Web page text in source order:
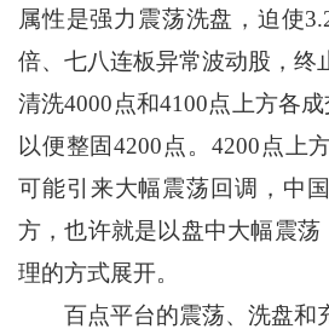
属性是强力震荡洗盘，迫使
倍、七八连板异常波动股，终
清洗4000点和4100点上方各成
以便整固4200点。4200点上
可能引来大幅震荡回调，中
方，也许就是以盘中大幅震
理的方式展开。
百点平台的震荡、洗盘和